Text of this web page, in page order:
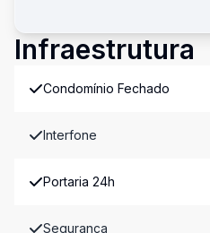
Infraestrutura
Condomínio Fechado
Interfone
Portaria 24h
Segurança